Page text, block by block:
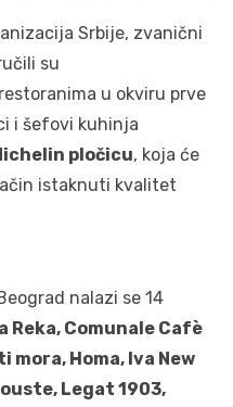
Srbije, zvanični
su
u okviru prve
i šefovi kuhinja
pločicu, koja će
istaknuti kvalitet
nalazi se 14
Reka, Comunale Cafè
mora, Homa, Iva New
Legat 1903,